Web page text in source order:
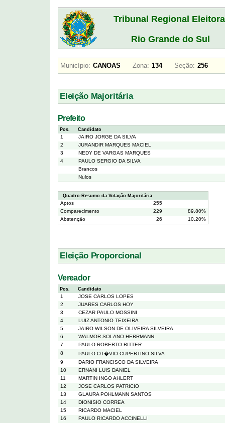
Tribunal Regional
Rio Grande do Sul
Município: CANOAS Zona: 134 Seção: 256
Eleição Majoritária
Prefeito
Pos. Candidato
1
JAIRO JORGE DA SILVA
2
JURANDIR MARQUES MACIEL
3
NEDY DE VARGAS MARQUES
4
PAULO SERGIO DA SILVA
Brancos
Nulos
Quadro-Resumo da Votação Majoritária
Aptos
255
Comparecimento
229
89.80%
Abstenção
26 10.20%
Eleição Proporcional
Vereador
Pos. Candidato
1
JOSE CARLOS LOPES
2
JUARES CARLOS HOY
3
CEZAR PAULO MOSSINI
4
LUIZ ANTONIO TEIXEIRA
5
JAIRO WILSON DE OLIVEIRA SILVEIRA
6
WALMOR SOLANO HERRMANN
7
PAULO ROBERTO RITTER
8
PAULO OT�VIO CUPERTINO SILVA
9
DARIO FRANCISCO DA SILVEIRA
10
ERNANI LUIS DANIEL
11
MARTIN INGO AHLERT
12
JOSE CARLOS PATRICIO
13
GLAURA POHLMANN SANTOS
14
DIONISIO CORREA
15
RICARDO MACIEL
16
PAULO RICARDO ACCINELLI